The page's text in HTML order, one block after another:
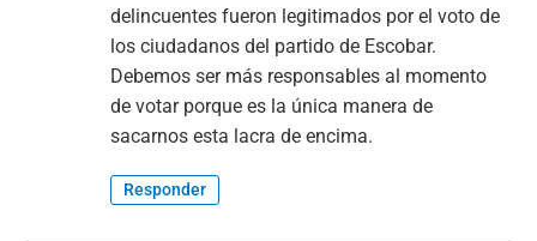
delincuentes fueron legitimados por el voto de
los ciudadanos del partido de Escobar.
Debemos ser más responsables al momento
de votar porque es la única manera de
sacarnos esta lacra de encima.
Responder